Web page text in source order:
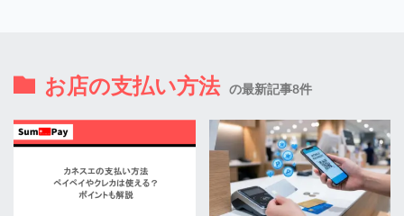
お店の支払い方法 の最新記事8件